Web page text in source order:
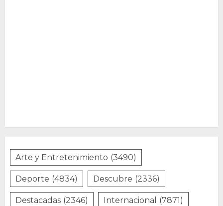
Arte y Entretenimiento (3490)
Deporte (4834) Descubre (2336)
Destacadas (2346) Internacional (7871)